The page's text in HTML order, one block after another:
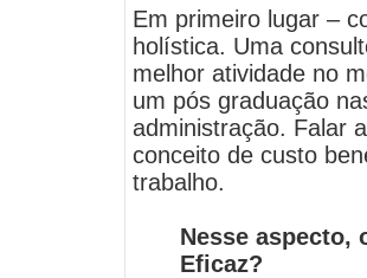
Em primeiro lugar –
holística. Uma
melhor atividade no
um pós graduação
administração. Falar
conceito de custo
trabalho.
Nesse aspecto,
Eficaz?